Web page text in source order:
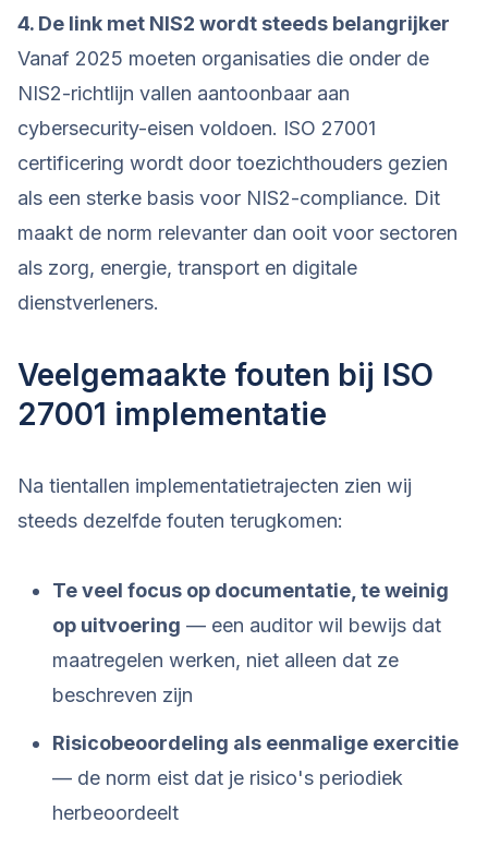
4. De link met NIS2 wordt steeds belangrijker
Vanaf 2025 moeten organisaties die onder de
NIS2-richtlijn vallen aantoonbaar aan
cybersecurity-eisen voldoen. ISO 27001
certificering wordt door toezichthouders gezien
als een sterke basis voor NIS2-compliance. Dit
maakt de norm relevanter dan ooit voor sectoren
als zorg, energie, transport en digitale
dienstverleners.
Veelgemaakte fouten bij ISO
27001 implementatie
Na tientallen implementatietrajecten zien wij
steeds dezelfde fouten terugkomen:
Te veel focus op documentatie, te weinig
op uitvoering — een auditor wil bewijs dat
maatregelen werken, niet alleen dat ze
beschreven zijn
Risicobeoordeling als eenmalige exercitie
— de norm eist dat je risico's periodiek
herbeoordeelt